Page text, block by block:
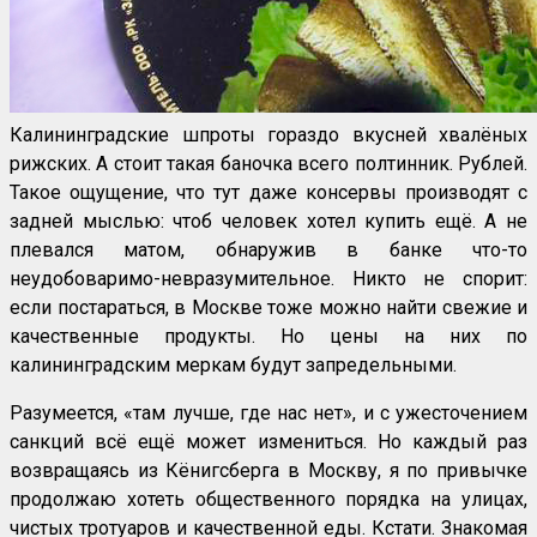
Калининградские шпроты гораздо вкусней хвалёных
рижских. А стоит такая баночка всего полтинник. Рублей.
Такое ощущение, что тут даже консервы производят с
задней мыслью: чтоб человек хотел купить ещё. А не
плевался матом, обнаружив в банке что-то
неудобоваримо-невразумительное. Никто не спорит:
если постараться, в Москве тоже можно найти свежие и
качественные продукты. Но цены на них по
калининградским меркам будут запредельными.
Разумеется, «там лучше, где нас нет», и с ужесточением
санкций всё ещё может измениться. Но каждый раз
возвращаясь из Кёнигсберга в Москву, я по привычке
продолжаю хотеть общественного порядка на улицах,
чистых тротуаров и качественной еды. Кстати. Знакомая